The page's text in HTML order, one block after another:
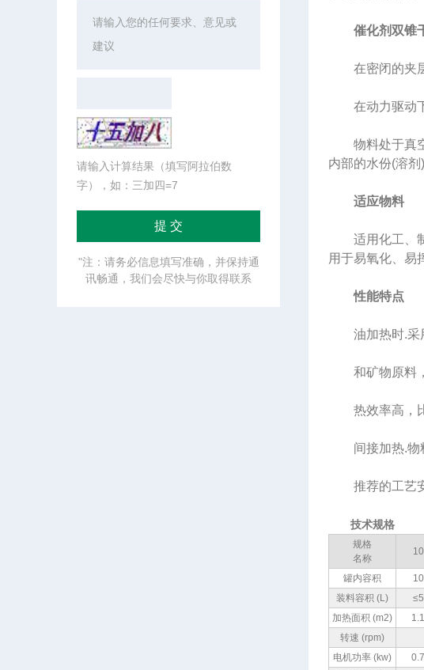
催化剂双锥
在密闭的夹层
在动力驱动下
物料处于真空
内部的水份(溶
适应物料
适用化工、制
用于易氧化、易
性能特点
油加热时.采用
和矿物原料，
热效率高，比
间接加热.物料
推荐的工艺安
技术规格
规格
名称
罐内容积
装料容积 (L)
加热面积 (m2)
转速 (rpm)
电机功率 (kw)
请输入计算结果（填写阿拉伯数
字），如：三加四=7
"注：请务必信息填写准确，并保持通
讯畅通，我们会尽快与你取得联系